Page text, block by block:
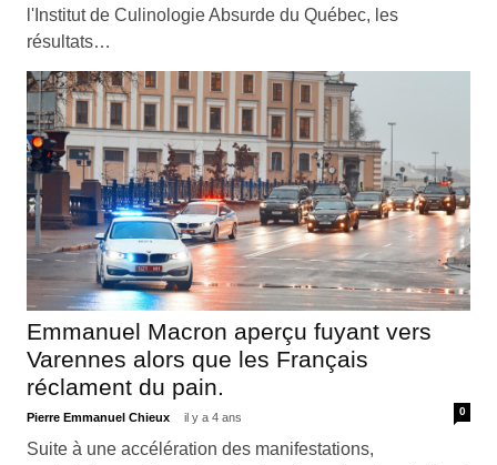
l'Institut de Culinologie Absurde du Québec, les
résultats…
Emmanuel Macron aperçu fuyant vers
Varennes alors que les Français
réclament du pain.
Pierre Emmanuel Chieux il y a 4 ans 0
Suite à une accélération des manifestations,